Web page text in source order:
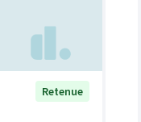
Retenue